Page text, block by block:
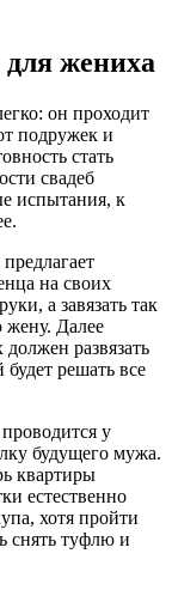
жениха
он проходит
подружек и
стать
свадеб
испытания, к
на своих
а завязать так
жену. Далее
развязать
решать все
у
будущего мужа.
квартиры
естественно
хотя пройти
снять туфлю и